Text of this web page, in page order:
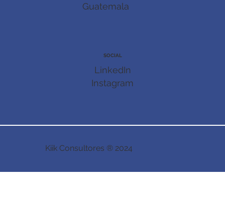
Guatemala
LinkedIn
SOCIAL
Instagram
Kiik Consultores ® 2024